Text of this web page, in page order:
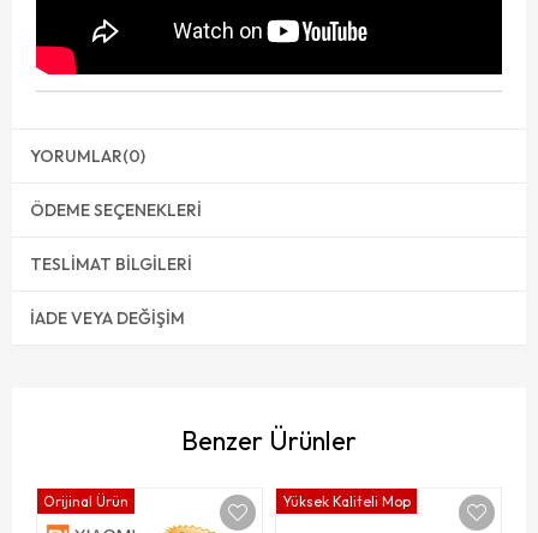
YORUMLAR(0)
ÖDEME SEÇENEKLERI
TESLIMAT BILGILERI
İADE VEYA DEĞIŞIM
Benzer Ürünler
Orijinal Ürün Yüksek Kaliteli Mop